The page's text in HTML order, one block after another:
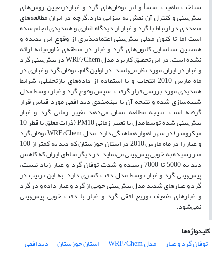
شناخت ماهیت، منشأ و اثر توفان‌های گرد و غباردرتعیین روش‌های
پیش‌بینی و کنترل آن نقش به سزایی دارد.گرچه در ایران مطالعه‌های
متعددی در ارتباط با گرد و غبار از دیدگاه آماری و همدیدی انجام شده
است اما تا کنون مدلی پیش‌بینی اعتمادپذیری از وقوع این پدیده و
همچنین شناسایی کانون‌های گرد و غبار در منطقه‌ی خاورمیانه ارائه
نشده است. در این تحقیق کاربرد مدل WRF/Chem در پیش‌بینی گرد
و غبار در ایران مورد نظر میباشد. در اولین گام، توفان گرد و غباری در
ماه مارس 2010 انتخاب و با استفاده از داده‌های بازتحلیلی، شرایط
همدیدی مورد بررسی قرار گرفت. سپس وقوع گرد و غبار توسط مدل
شبیه‌سازی شده و نتیجه آن با پهنه‌بندی دید افقی مورد قیاس قرار
گرفته است. نتیجه مطالعه نشان می‌دهد تغییر زمانی گرد و غبار
پیش‌بینی شده توسط مدل با تغییر زمانی PM10 (ذرات معلق با قطر 10
میکرومتر) در شهر اهواز هماهنگی دارد. مدل WRF/Chem توفان گرد
و غبار را در ماه مارس 2010 در استان خوزستان که دید به کمتر از 100
متر رسیده به خوبی پیش‌بینی می‌نماید. در دیگر مناطق ایران که کاهش
دید به 5000 تا 7000 رسیده و شدت توفان گرد و غبار زیاد نیست،
پیش‌بینی گرد و غبار توسط مدل دقت کمتری دارد. به این ترتیب در
گرد و غبارهای شدید مدل پیش‌بینی خوبی از گرد و غبار داده و در گرد
و غبارهای ضعیف توزیع افقی گرد و غبار با دقت خوبی پیش‌بینی
نمی‌شود.
کلیدواژه‌ها
توفان گرد و غبار
مدل WRF/Chem استان خوزستان دید افقی